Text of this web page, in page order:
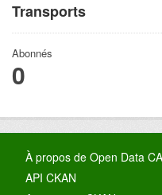
Transports
Abonnés
0
À propos de Open Data
API CKAN